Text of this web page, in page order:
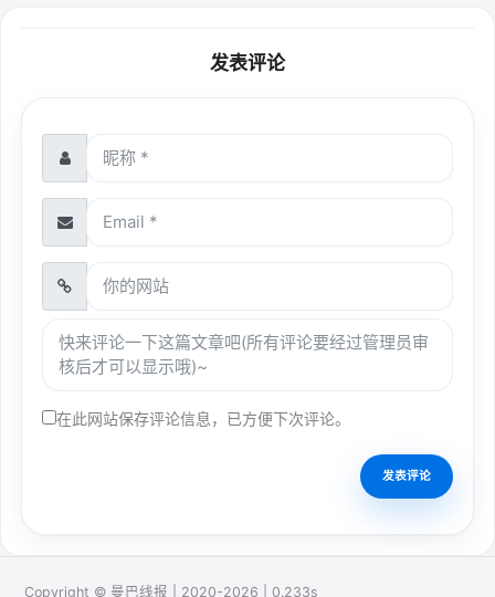
发表评论
在此网站保存评论信息，已方便下次评论。
Copyright © 曼巴线报 | 2020-2026 | 0.233s